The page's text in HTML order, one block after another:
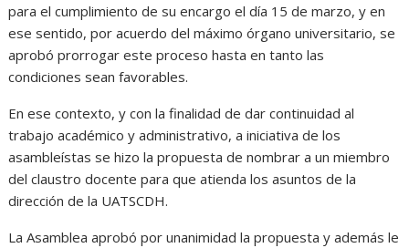
para el cumplimiento de su encargo el día 15 de marzo, y en
ese sentido, por acuerdo del máximo órgano universitario, se
aprobó prorrogar este proceso hasta en tanto las
condiciones sean favorables.
En ese contexto, y con la finalidad de dar continuidad al
trabajo académico y administrativo, a iniciativa de los
asambleístas se hizo la propuesta de nombrar a un miembro
del claustro docente para que atienda los asuntos de la
dirección de la UATSCDH.
La Asamblea aprobó por unanimidad la propuesta y además le